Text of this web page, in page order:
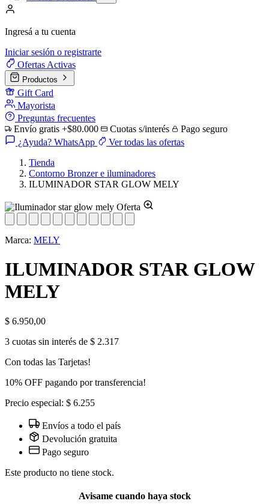
Ingresá a tu cuenta
Iniciar sesión o registrarte
Ofertas Activas
Productos
Gift Card
Mayorista
Preguntas frecuentes
Envío gratis +$80.000
Cuotas s/interés
Pago seguro
¿Ayuda? WhatsApp
Ver todas las ofertas
Tienda
Contorno Bronzer e iluminadores
ILUMINADOR STAR GLOW MELY
Oferta
Marca: MELY
ILUMINADOR STAR GLOW
MELY
$ 6.950,00
3 cuotas sin interés de $ 2.317
Con todas las Tarjetas!
10% OFF pagando por transferencia!
Precio especial: $ 6.255
Envíos a todo el país
Devolución gratuita
Pago seguro
Este producto no tiene stock.
Avisame cuando haya stock